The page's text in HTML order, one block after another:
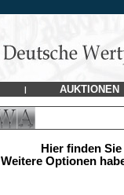
| AUKTIONEN
Hier finden
Weitere Optionen